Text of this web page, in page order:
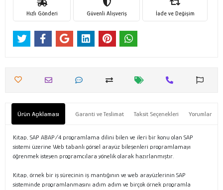
Hızlı Gönderi Güvenli Alışveriş İade ve Değişim
Ürün Açıklaması Garanti ve Teslimat Taksit Seçenekleri Yorumlar
Kitap, SAP ABAP/4 programlama dilini bilen ve ileri bir konu olan SAP
sistemi üzerine Web tabanlı görsel arayüz bileşenleri programlamayı
öğrenmek isteyen programcılara yönelik olarak hazırlanmıştır.
Kitap, örnek bir iş sürecinin iş mantığının ve web arayüzlerinin SAP
sisteminde programlanmasını adım adım ve birçok örnek programla